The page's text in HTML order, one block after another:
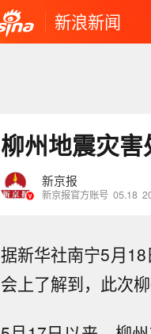
新浪新闻
柳州地震灾
新京报
新京报官方账号 05.18
据新华社南宁5月
会上了解到，此次